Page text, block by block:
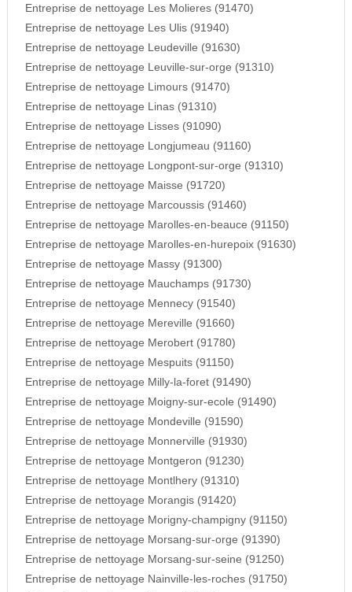
Entreprise de nettoyage Les Molieres (91470)
Entreprise de nettoyage Les Ulis (91940)
Entreprise de nettoyage Leudeville (91630)
Entreprise de nettoyage Leuville-sur-orge (91310)
Entreprise de nettoyage Limours (91470)
Entreprise de nettoyage Linas (91310)
Entreprise de nettoyage Lisses (91090)
Entreprise de nettoyage Longjumeau (91160)
Entreprise de nettoyage Longpont-sur-orge (91310)
Entreprise de nettoyage Maisse (91720)
Entreprise de nettoyage Marcoussis (91460)
Entreprise de nettoyage Marolles-en-beauce (91150)
Entreprise de nettoyage Marolles-en-hurepoix (91630)
Entreprise de nettoyage Massy (91300)
Entreprise de nettoyage Mauchamps (91730)
Entreprise de nettoyage Mennecy (91540)
Entreprise de nettoyage Mereville (91660)
Entreprise de nettoyage Merobert (91780)
Entreprise de nettoyage Mespuits (91150)
Entreprise de nettoyage Milly-la-foret (91490)
Entreprise de nettoyage Moigny-sur-ecole (91490)
Entreprise de nettoyage Mondeville (91590)
Entreprise de nettoyage Monnerville (91930)
Entreprise de nettoyage Montgeron (91230)
Entreprise de nettoyage Montlhery (91310)
Entreprise de nettoyage Morangis (91420)
Entreprise de nettoyage Morigny-champigny (91150)
Entreprise de nettoyage Morsang-sur-orge (91390)
Entreprise de nettoyage Morsang-sur-seine (91250)
Entreprise de nettoyage Nainville-les-roches (91750)